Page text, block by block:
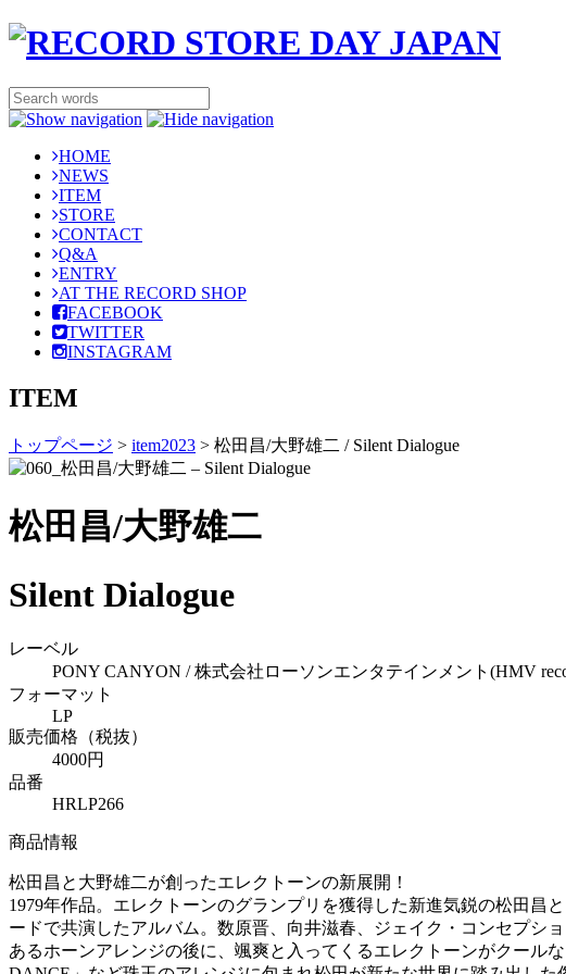
HOME
NEWS
ITEM
STORE
CONTACT
Q&A
ENTRY
AT THE RECORD SHOP
FACEBOOK
TWITTER
INSTAGRAM
ITEM
トップページ > item2023 > 松田昌/大野雄二 / Silent Dialogue
松田昌/大野雄二
Silent Dialogue
レーベル
PONY CANYON / 株式会社ローソンエンタテインメント(HMV
フォーマット
LP
販売価格（税抜）
4000円
品番
HRLP266
商品情報
松田昌と大野雄二が創ったエレクトーンの新展開！
1979年作品。エレクトーンのグランプリを獲得した新進気鋭の松田
ードで共演したアルバム。数原晋、向井滋春、ジェイク・コンセプシ
あるホーンアレンジの後に、颯爽と入ってくるエレクトーンがクール